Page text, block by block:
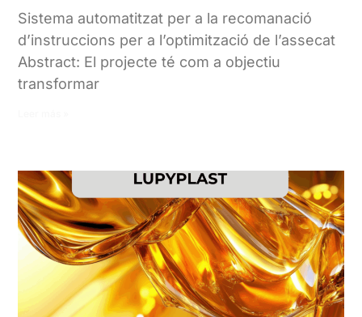
Sistema automatitzat per a la recomanació
d’instruccions per a l’optimització de l’assecat
Abstract: El projecte té com a objectiu
transformar